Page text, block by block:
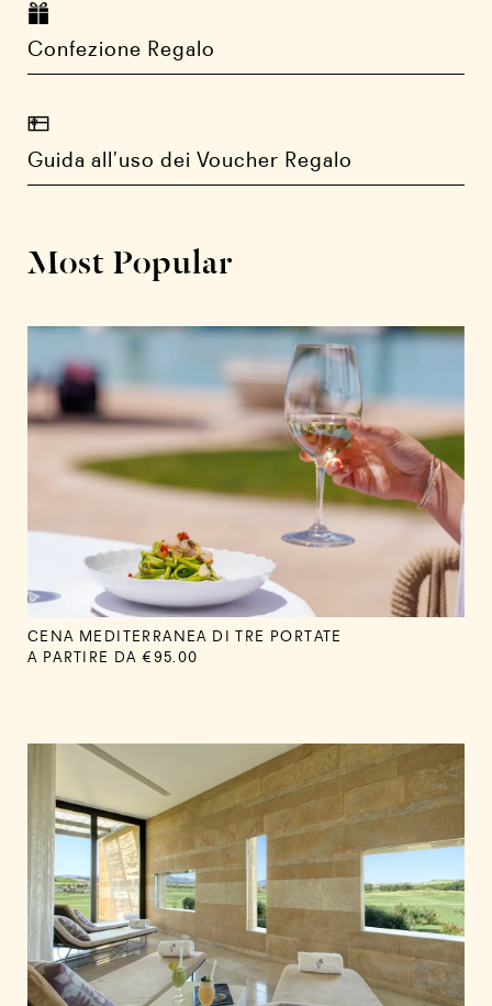
Confezione Regalo
Guida all’uso dei Voucher Regalo
Most Popular
CENA MEDITERRANEA DI TRE PORTATE
A PARTIRE DA €95.00